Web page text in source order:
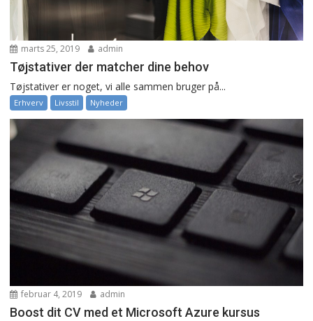
marts 25, 2019 admin
Tøjstativer der matcher dine behov
Tøjstativer er noget, vi alle sammen bruger på...
Erhverv Livsstil Nyheder
februar 4, 2019 admin
Boost dit CV med et Microsoft Azure kursus